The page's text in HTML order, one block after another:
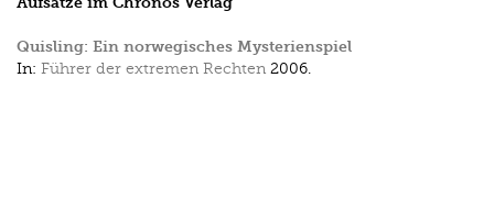
Quisling: Ein norwegisches Mysterienspiel
In: Führer der extremen Rechten 2006.